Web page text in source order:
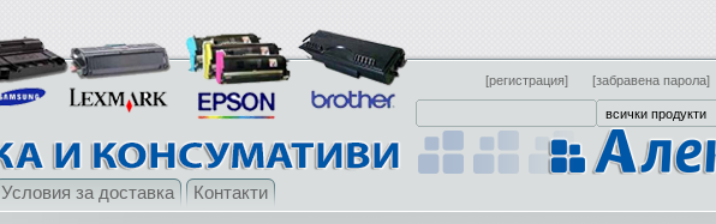
[регистрация] [забравена парола]
Условия за доставка Контакти